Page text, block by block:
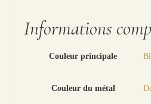
Informations
Couleur principale
Couleur du métal